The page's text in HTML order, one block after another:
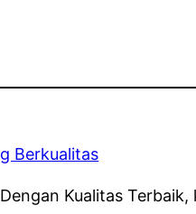
Kualitas